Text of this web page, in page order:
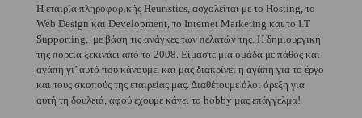
H εταιρία πληροφορικής Heuristics, ασχολείται με το Hosting, το
Web Design και Development, το Internet Marketing και το I.T
Supporting, με βάση τις ανάγκες των πελατών της. Η δημιουργική
της πορεία ξεκινάει από το 2008. Είμαστε μία ομάδα με πάθος και
αγάπη γι’ αυτό που κάνουμε. και μας διακρίνει η αγάπη για το έργο
και τους σκοπούς της εταιρείας μας. Διαθέτουμε όλοι όρεξη για
αυτή τη δουλειά, αφού έχουμε κάνει το hobby μας επάγγελμα!